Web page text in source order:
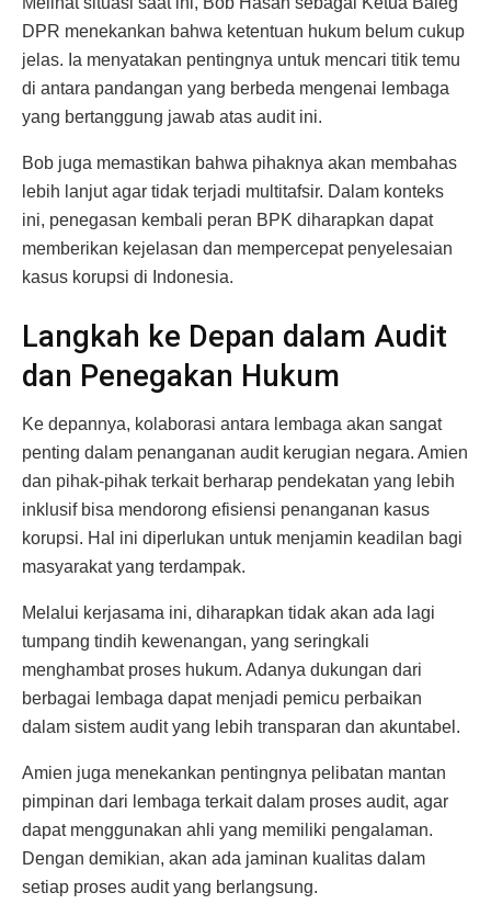
DPR menekankan bahwa ketentuan hukum belum cukup
jelas. Ia menyatakan pentingnya untuk mencari titik temu
di antara pandangan yang berbeda mengenai lembaga
yang bertanggung jawab atas audit ini.
Bob juga memastikan bahwa pihaknya akan membahas
lebih lanjut agar tidak terjadi multitafsir. Dalam konteks
ini, penegasan kembali peran BPK diharapkan dapat
memberikan kejelasan dan mempercepat penyelesaian
kasus korupsi di Indonesia.
Langkah ke Depan dalam Audit
dan Penegakan Hukum
Ke depannya, kolaborasi antara lembaga akan sangat
penting dalam penanganan audit kerugian negara. Amien
dan pihak-pihak terkait berharap pendekatan yang lebih
inklusif bisa mendorong efisiensi penanganan kasus
korupsi. Hal ini diperlukan untuk menjamin keadilan bagi
masyarakat yang terdampak.
Melalui kerjasama ini, diharapkan tidak akan ada lagi
tumpang tindih kewenangan, yang seringkali
menghambat proses hukum. Adanya dukungan dari
berbagai lembaga dapat menjadi pemicu perbaikan
dalam sistem audit yang lebih transparan dan akuntabel.
Amien juga menekankan pentingnya pelibatan mantan
pimpinan dari lembaga terkait dalam proses audit, agar
dapat menggunakan ahli yang memiliki pengalaman.
Dengan demikian, akan ada jaminan kualitas dalam
setiap proses audit yang berlangsung.